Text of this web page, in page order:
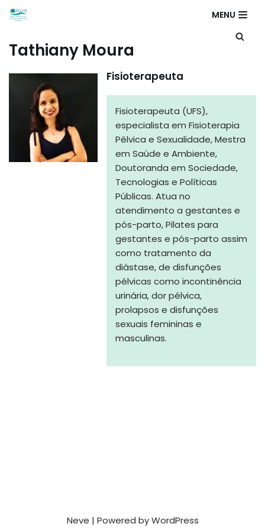
to
MENU
Tathiany Moura
Fisioterapeuta
Fisioterapeuta (UFS),
especialista em Fisioterapia
Pélvica e Sexualidade, Mestra
em Saúde e Ambiente,
Doutoranda em Sociedade,
Tecnologias e Políticas
Públicas. Atua no
atendimento a gestantes e
pós-parto, Pilates para
gestantes e pós-parto assim
como tratamento da
diástase, de disfunções
pélvicas como incontinência
urinária, dor pélvica,
prolapsos e disfunções
sexuais femininas e
masculinas.
Neve | Powered byWordPress